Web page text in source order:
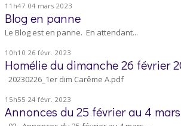
11h47 04 mars 2023
Blog en panne
Le Blog est en panne. En attendant...
10h10 26 févr. 2023
Homélie du dimanche 26 février
20230226_1er dim Carême A.pdf
15h55 24 févr. 2023
Annonces du 25 février au 4